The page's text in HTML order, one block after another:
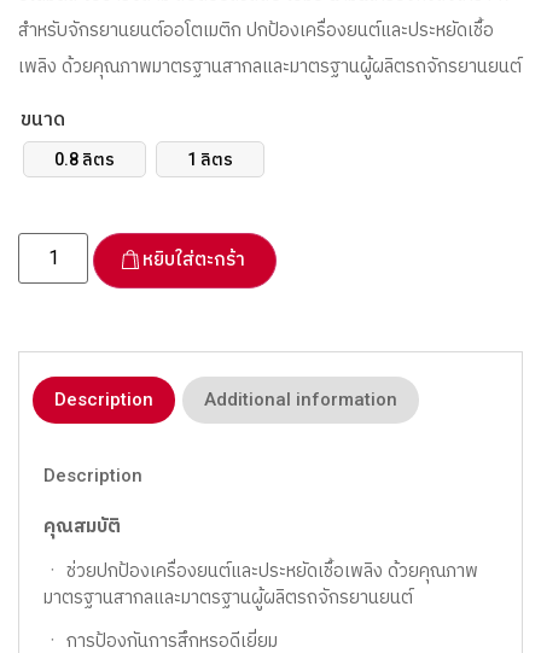
สำหรับจักรยานยนต์ออโตเมติก ปกป้องเครื่องยนต์และประหยัดเชื้อ
เพลิง ด้วยคุณภาพมาตรฐานสากลและมาตรฐานผู้ผลิตรถจักรยานยนต์
ขนาด
0.8 ลิตร 1 ลิตร
หยิบใส่ตะกร้า
Description Additional information
Description
คุณสมบัติ
ㆍ ช่วยปกป้องเครื่องยนต์และประหยัดเชื้อเพลิง ด้วยคุณภาพ
มาตรฐานสากลและมาตรฐานผู้ผลิตรถจักรยานยนต์
ㆍ การป้องกันการสึกหรอดีเยี่ยม